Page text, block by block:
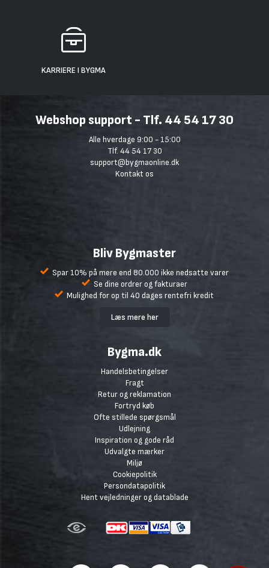
KARRIERE I BYGMA
Webshop support - Tlf. 44 54 17 30
Alle hverdage 9:00 - 15:00
Tlf. 44 54 17 30
support@bygmaonline.dk
Kontakt os
Bliv Bygmaster
Spar 10% på mere end 80.000 ikke nedsatte varer
Se dine ordrer og fakturaer
Mulighed for op til 40 dages rentefri kredit
Læs mere her
Bygma.dk
Handelsbetingelser
Fragt
Retur og reklamation
Fortryd køb
Ofte stillede spørgsmål
Udlejning
Inspiration og gode råd
Udvalgte mærker
Miljø
Cookiepolitik
Persondatapolitik
Hent vejledninger og datablade